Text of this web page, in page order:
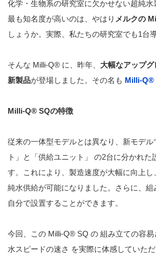
化学・生物系の研究室に欠かせない超純水
最も知名度が高いのは、やはり メルクの
しょうか。実際、私たちの研究室でも1台
そんな Milli-Q® に、昨年、 大幅なアップ
新製品が登場しました。その名も Milli-Q®
Milli-Q® SQの特徴
従来の一体型モデルとは異なり、新モデル
ト」と「供給ユニット」 の2台に分かれた
す。これにより、製造速度が大幅に向上し
純水供給が可能になりました。さらに、組
自分で設置することができます。
今回、この Milli-Q® SQ の 組み立ての容
水スピードの速さ を実際に体感していた